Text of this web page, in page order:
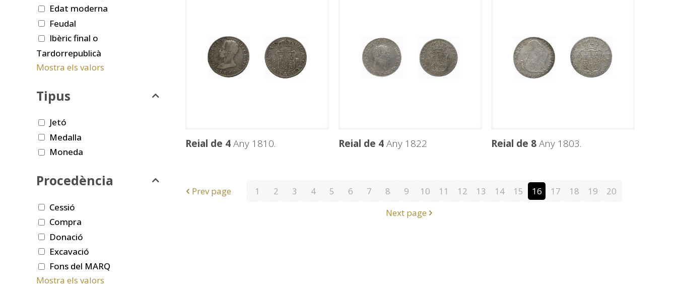
Reial de 4Any 1810. Reial de 4Any 1822 Reial de 8Any 1803.
Prev page 1 2 3 4 5 6 7 8 9 10 11 12 13 14 15 16 17 18 19
20
Next page
Edat moderna
Feudal
Ibèric final o
Tardorrepublicà
Mostra els valors
Tipus
Jetó
Medalla
Moneda
Procedència
Cessió
Compra
Donació
Excavació
Fons del MARQ
Mostra els valors